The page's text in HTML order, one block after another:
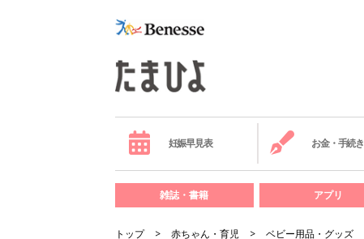
妊娠早見表 お金・手続き
雑誌・書籍 アプリ
トップ 赤ちゃん・育児 ベビー用品・グッズ